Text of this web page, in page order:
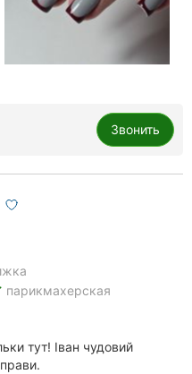
Звонить
парикмахерская
тут! Іван чудовий